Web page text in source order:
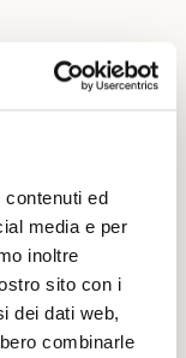
ed
media e per
inoltre
sito con i
dei dati web,
combinarle